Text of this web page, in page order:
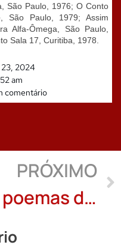
São Paulo, 1976; O Conto
São Paulo, 1979; Assim
Alfa-Ômega, São Paulo,
Sala 17, Curitiba, 1978.
23, 2024
am
comentário
PRÓXIMO
8 poemas de Pedro Vale